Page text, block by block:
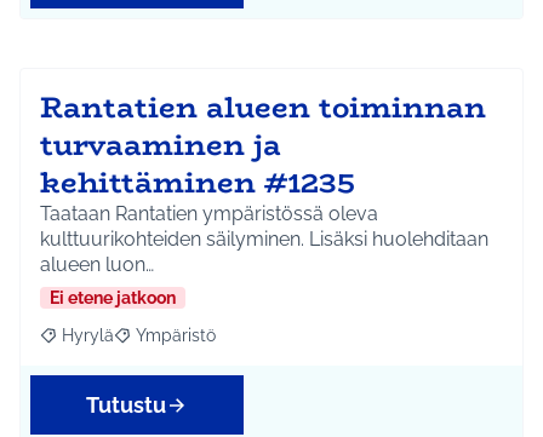
Rantatien alueen toiminnan
turvaaminen ja
kehittäminen #1235
Taataan Rantatien ympäristössä oleva
kulttuurikohteiden säilyminen. Lisäksi huolehditaan
alueen luon…
Ei etene jatkoon
Rajaa tulokset aihepiirin mukaan: Hyrylä
Hyrylä Rajaa tulokset teeman mukaan: Ympäristö
Ympäristö
Tutustu